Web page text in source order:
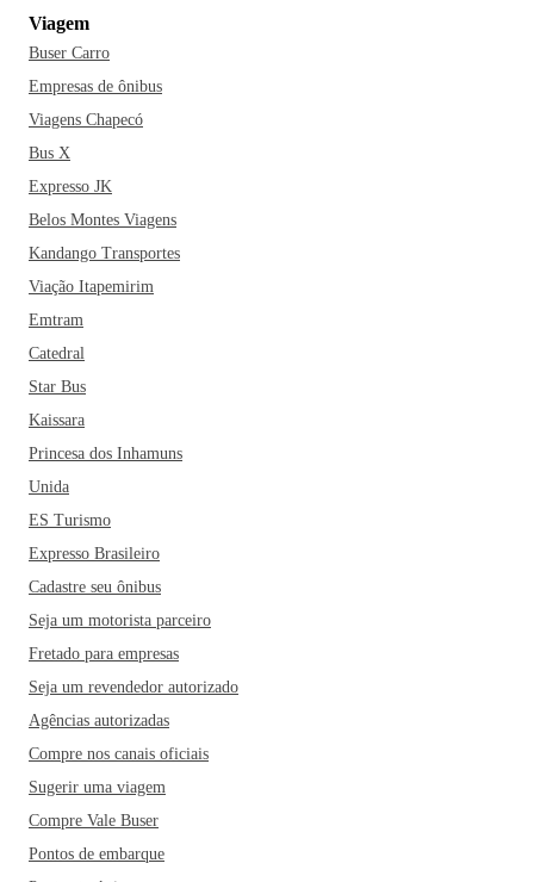
Viagem
Buser Carro
Empresas de ônibus
Viagens Chapecó
Bus X
Expresso JK
Belos Montes Viagens
Kandango Transportes
Viação Itapemirim
Emtram
Catedral
Star Bus
Kaissara
Princesa dos Inhamuns
Unida
ES Turismo
Expresso Brasileiro
Cadastre seu ônibus
Seja um motorista parceiro
Fretado para empresas
Seja um revendedor autorizado
Agências autorizadas
Compre nos canais oficiais
Sugerir uma viagem
Compre Vale Buser
Pontos de embarque